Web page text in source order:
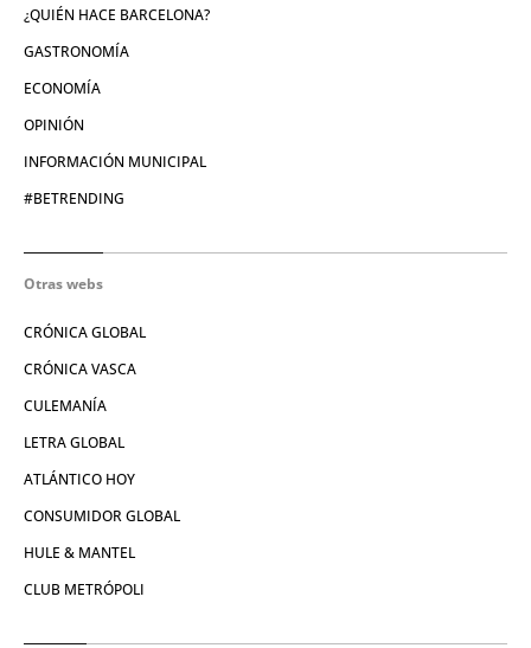
¿QUIÉN HACE BARCELONA?
GASTRONOMÍA
ECONOMÍA
OPINIÓN
INFORMACIÓN MUNICIPAL
#BETRENDING
Otras webs
CRÓNICA GLOBAL
CRÓNICA VASCA
CULEMANÍA
LETRA GLOBAL
ATLÁNTICO HOY
CONSUMIDOR GLOBAL
HULE & MANTEL
CLUB METRÓPOLI